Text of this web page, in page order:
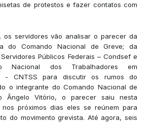
de protestos e fazer contatos com
os servidores vão analisar o parecer da
do Comando Nacional de Greve; da
Públicos Federais – Condsef e
Nacional dos Trabalhadores em
- CNTSS para discutir os rumos do
o integrante do Comando Nacional de
Ângelo Vitório, o parecer saiu nesta
próximos dias eles se reúnem para
do movimento grevista. Até agora, seis